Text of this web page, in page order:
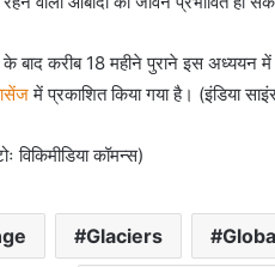
बाद करीब 18 महीने पुराने इस अध्ययन
में प्रकाशित किया गया है। (इंडिया
विकिमीडिया कॉमन्स)
Glaciers